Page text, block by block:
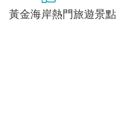
簽證:憑有效證件的影本並有足
黃金海岸熱門旅遊景點